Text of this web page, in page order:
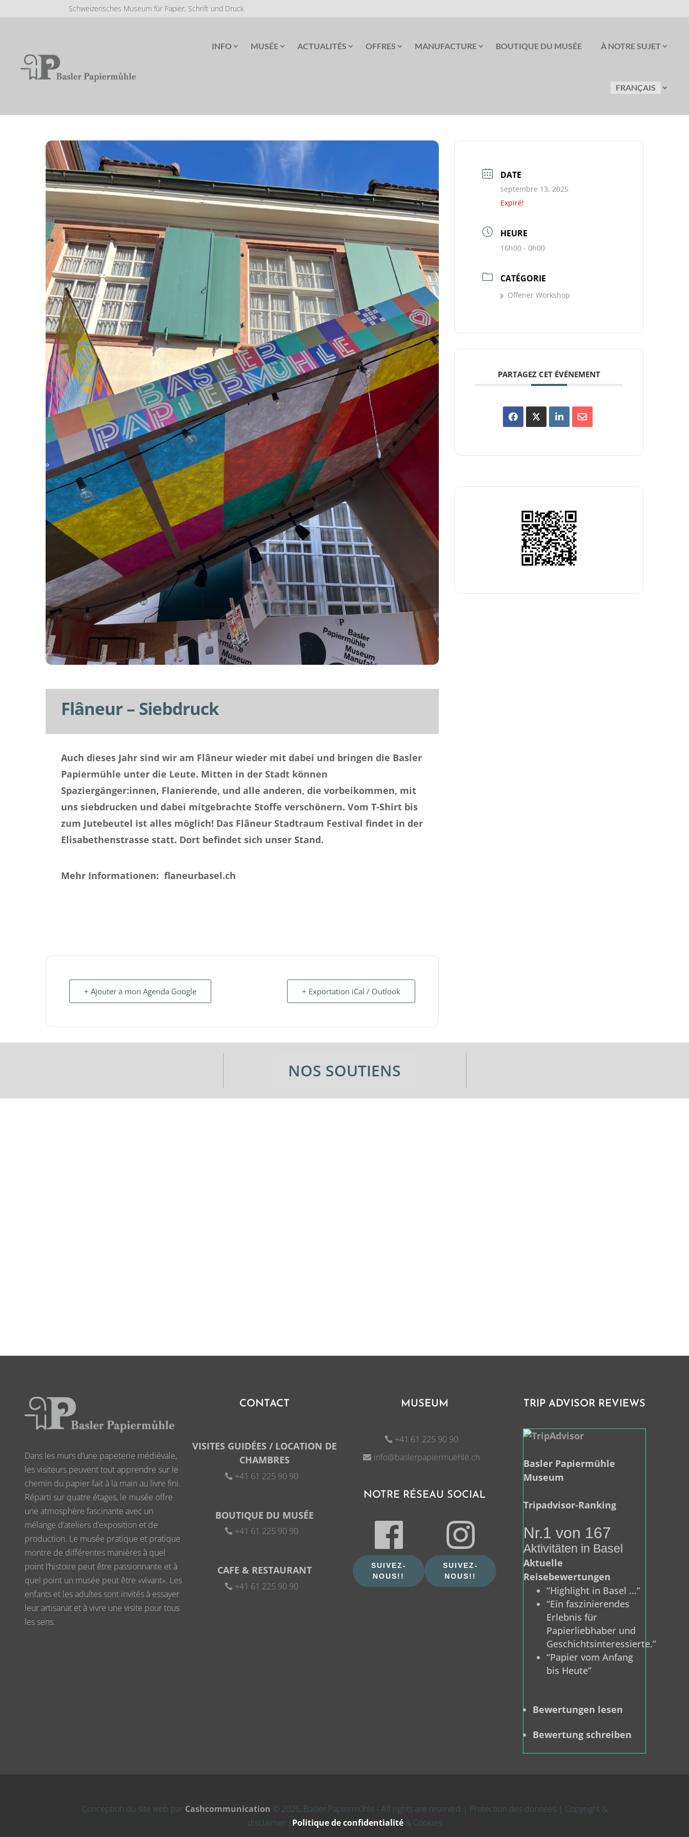
Schweizerisches Museum für Papier, Schrift und Druck
INFO MUSÉE ACTUALITÉS OFFRES MANUFACTURE BOUTIQUE DU MUSÉE À NOTRE SUJET
FRANÇAIS
Flâneur – Siebdruck
Auch dieses Jahr sind wir am Flâneur wieder mit dabei und bringen die Basler
Papiermühle unter die Leute. Mitten in der Stadt können
Spaziergänger:innen, Flanierende, und alle anderen, die vorbeikommen, mit
uns siebdrucken und dabei mitgebrachte Stoffe verschönern. Vom T-Shirt bis
zum Jutebeutel ist alles möglich! Das Flâneur Stadtraum Festival findet in der
Elisabethenstrasse statt. Dort befindet sich unser Stand.
Mehr Informationen: flaneurbasel.ch
+ Ajouter à mon Agenda Google + Exportation iCal / Outlook
DATE
septembre 13, 2025
Expiré!
HEURE
16h00 - 0h00
CATÉGORIE
Offener Workshop
PARTAGEZ CET ÉVÉNEMENT
NOS SOUTIENS
Dans les murs d’une papeterie médiévale,
les visiteurs peuvent tout apprendre sur le
chemin du papier fait à la main au livre fini.
Réparti sur quatre étages, le musée offre
une atmosphère fascinante avec un
mélange d’ateliers d’exposition et de
production. Le musée pratique et pratique
montre de différentes manières à quel
point l’histoire peut être passionnante et à
quel point un musée peut être «vivant». Les
enfants et les adultes sont invités à essayer
leur artisanat et à vivre une visite pour tous
les sens.
CONTACT
VISITES GUIDÉES / LOCATION DE
CHAMBRES
+41 61 225 90 90
BOUTIQUE DU MUSÉE
+41 61 225 90 90
CAFE & RESTAURANT
+41 61 225 90 90
MUSEUM
+41 61 225 90 90
info@baslerpapiermuehle.ch
NOTRE RÉSEAU SOCIAL
SUIVEZ-
NOUS!!
SUIVEZ-
NOUS!!
TRIP ADVISOR REVIEWS
Basler Papiermühle
Museum
Tripadvisor-Ranking
Nr.1 von 167
Aktivitäten in Basel
Aktuelle
Reisebewertungen
“Highlight in Basel ...”
“Ein faszinierendes
Erlebnis für
Papierliebhaber und
Geschichtsinteressierte.”
“Papier vom Anfang
bis Heute”
Bewertungen lesen
Bewertung schreiben
Conception du site web par Cashcommunication © 2026, Basler Papiermühle - All rights are reserved | Protection des données | Copyright &
disclaimer | Politique de confidentialité& Cookies